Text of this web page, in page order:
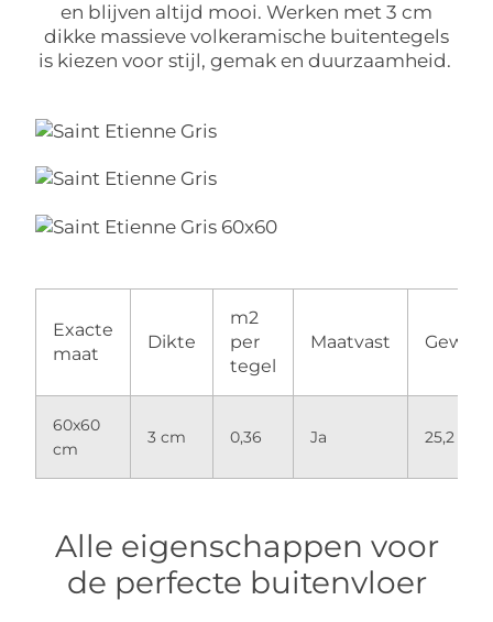
en blijven altijd mooi. Werken met 3 cm
dikke massieve volkeramische buitentegels
is kiezen voor stijl, gemak en duurzaamheid.
Exacte
maat
Dikte
m2
per
tegel
Maatvast
60x60
cm
3 cm 0,36 Ja 25,2 kg
Alle eigenschappen voor
de perfecte buitenvloer